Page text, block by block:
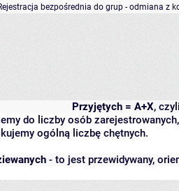
bezpośrednia do grup - odmiana z
Przyjętych = A+X,
do liczby osób
ogólną liczbę chętnych.
- to jest przewidywany,